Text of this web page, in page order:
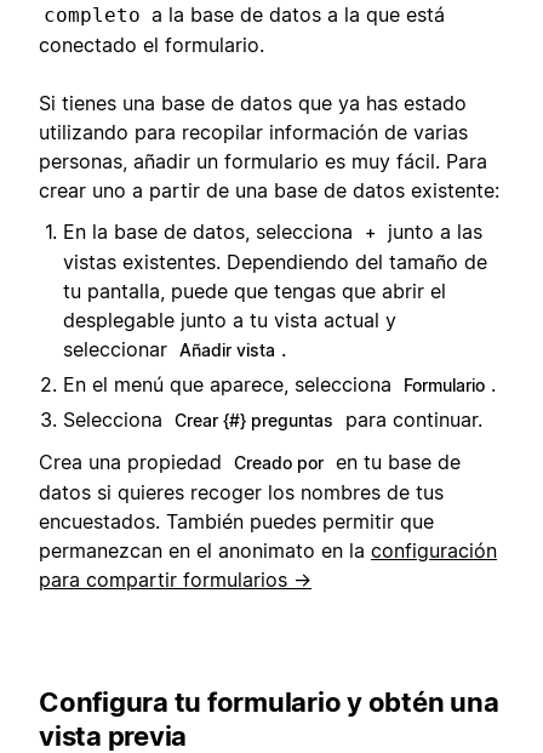
completo a la base de datos a la que está
conectado el formulario.
Si tienes una base de datos que ya has estado
utilizando para recopilar información de varias
personas, añadir un formulario es muy fácil. Para
crear uno a partir de una base de datos existente:
En la base de datos, selecciona
+
junto a las
vistas existentes. Dependiendo del tamaño de
tu pantalla, puede que tengas que abrir el
desplegable junto a tu vista actual y
seleccionar Añadir vista .
En el menú que aparece, selecciona
Formulario .
Selecciona
Crear {#} preguntas
para continuar.
Crea una propiedad
Creado por en tu base de
datos si quieres recoger los nombres de tus
encuestados. También puedes permitir que
permanezcan en el anonimato en la configuración
para compartir formularios →
Configura tu formulario y obtén una
vista previa